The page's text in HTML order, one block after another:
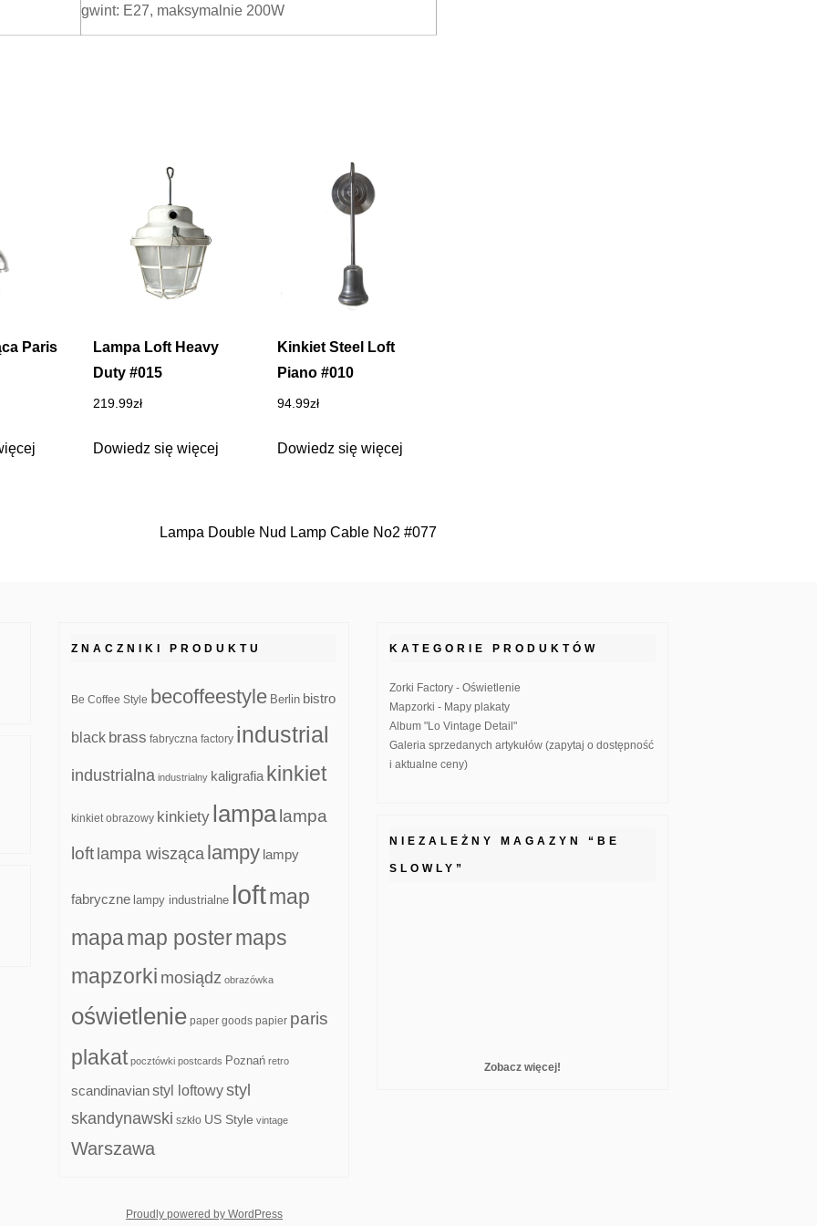
gwint: E27, maksymalnie 200W
Paris
Lampa Loft Heavy
Duty #015
219.99zł
Dowiedz się więcej
Kinkiet Steel Loft
Piano #010
94.99zł
Dowiedz się więcej
Lampa Double Nud Lamp Cable No2 #077
ZNACZNIKI PRODUKTU
Be Coffee Style becoffeestyle Berlin bistro
black brass fabryczna factory industrial
industrialna industrialny kaligrafia kinkiet
kinkiet obrazowy kinkiety lampa lampa
loft lampa wisząca lampy lampy
fabryczne lampy industrialne loftmap
mapamap postermaps
mapzorki mosiądz obrazówka
oświetlenie paper goods papier paris
plakat pocztówki postcards Poznań retro
scandinavianstyl loftowystyl
skandynawski szkło US Style vintage
Warszawa
KATEGORIE PRODUKTÓW
Zorki Factory - Oświetlenie
Mapzorki - Mapy plakaty
Album "Lo Vintage Detail"
Galeria sprzedanych artykułów (zapytaj o dostępność
i aktualne ceny)
NIEZALEŻNY MAGAZYN “BE
SLOWLY”
Zobacz więcej!
Proudly powered by WordPresswhois: Nuno Sarmento Freelance WordPress Developer London